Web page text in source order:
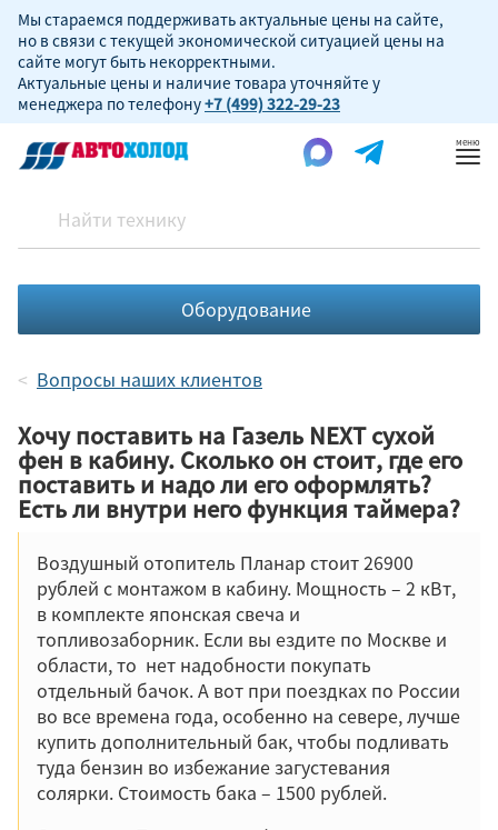
Мы стараемся поддерживать актуальные цены на сайте,
но в связи с текущей экономической ситуацией цены на
сайте могут быть некорректными.
Актуальные цены и наличие товара уточняйте у
менеджера по телефону+7 (499) 322-29-23
Оборудование
Вопросы наших клиентов
Хочу поставить на Газель NEXT сухой
фен в кабину. Сколько он стоит, где его
поставить и надо ли его оформлять?
Есть ли внутри него функция таймера?
Воздушный отопитель Планар стоит 26900
рублей с монтажом в кабину. Мощность – 2 кВт,
в комплекте японская свеча и
топливозаборник. Если вы ездите по Москве и
области, то нет надобности покупать
отдельный бачок. А вот при поездках по России
во все времена года, особенно на севере, лучше
купить дополнительный бак, чтобы подливать
туда бензин во избежание загустевания
солярки. Стоимость бака – 1500 рублей.